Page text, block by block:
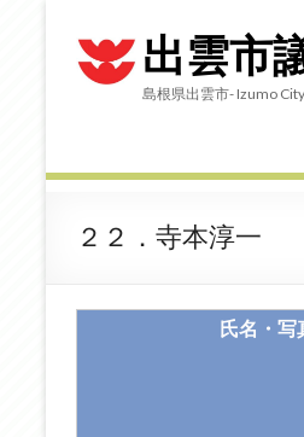
出雲市
島根県出雲市- Izumo
２２．寺本淳一
氏名・写